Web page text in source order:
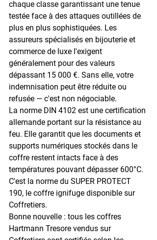
chaque classe garantissant une tenue
testée face à des attaques outillées de
plus en plus sophistiquées. Les
assureurs spécialisés en bijouterie et
commerce de luxe l'exigent
généralement pour des valeurs
dépassant 15 000 €. Sans elle, votre
indemnisation peut être réduite ou
refusée — c'est non négociable.
La norme DIN 4102 est une certification
allemande portant sur la résistance au
feu. Elle garantit que les documents et
supports numériques stockés dans le
coffre restent intacts face à des
températures pouvant dépasser 600°C.
C'est la norme du SUPER PROTECT
190, le coffre ignifuge disponible sur
Coffretiers.
Bonne nouvelle : tous les coffres
Hartmann Tresore vendus sur